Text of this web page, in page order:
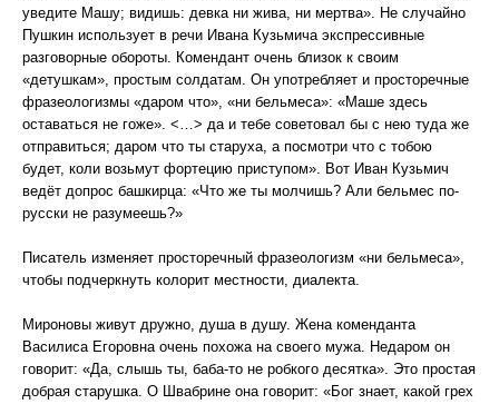
уведите Машу; видишь: девка ни жива, ни мертва». Не случайно
Пушкин использует в речи Ивана Кузьмича экспрессивные
разговорные обороты. Комендант очень близок к своим
«детушкам», простым солдатам. Он употребляет и просторечные
фразеологизмы «даром что», «ни бельмеса»: «Маше здесь
оставаться не гоже». <…> да и тебе советовал бы с нею туда же
отправиться; даром что ты старуха, а посмотри что с тобою
будет, коли возьмут фортецию приступом». Вот Иван Кузьмич
ведёт допрос башкирца: «Что же ты молчишь? Али бельмес по-
русски не разумеешь?»
Писатель изменяет просторечный фразеологизм «ни бельмеса»,
чтобы подчеркнуть колорит местности, диалекта.
Мироновы живут дружно, душа в душу. Жена коменданта
Василиса Егоровна очень похожа на своего мужа. Недаром он
говорит: «Да, слышь ты, баба-то не робкого десятка». Это простая
добрая старушка. О Швабрине она говорит: «Бог знает, какой грех